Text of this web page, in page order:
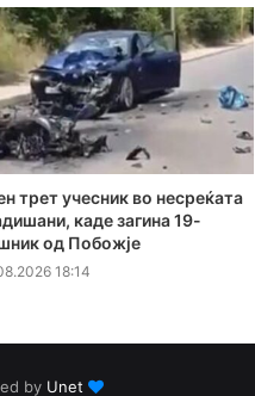
трет учесник во несреќата
каде загина 19-
од Побожје
18:14
by Unet